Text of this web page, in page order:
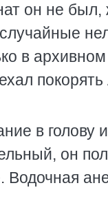
он не
в
в голову
он